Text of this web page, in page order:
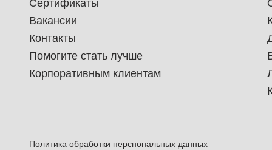
Сертификаты
Вакансии
Контакты
Помогите стать лучше
Корпоративным клиентам
Политика обработки перснональных данных